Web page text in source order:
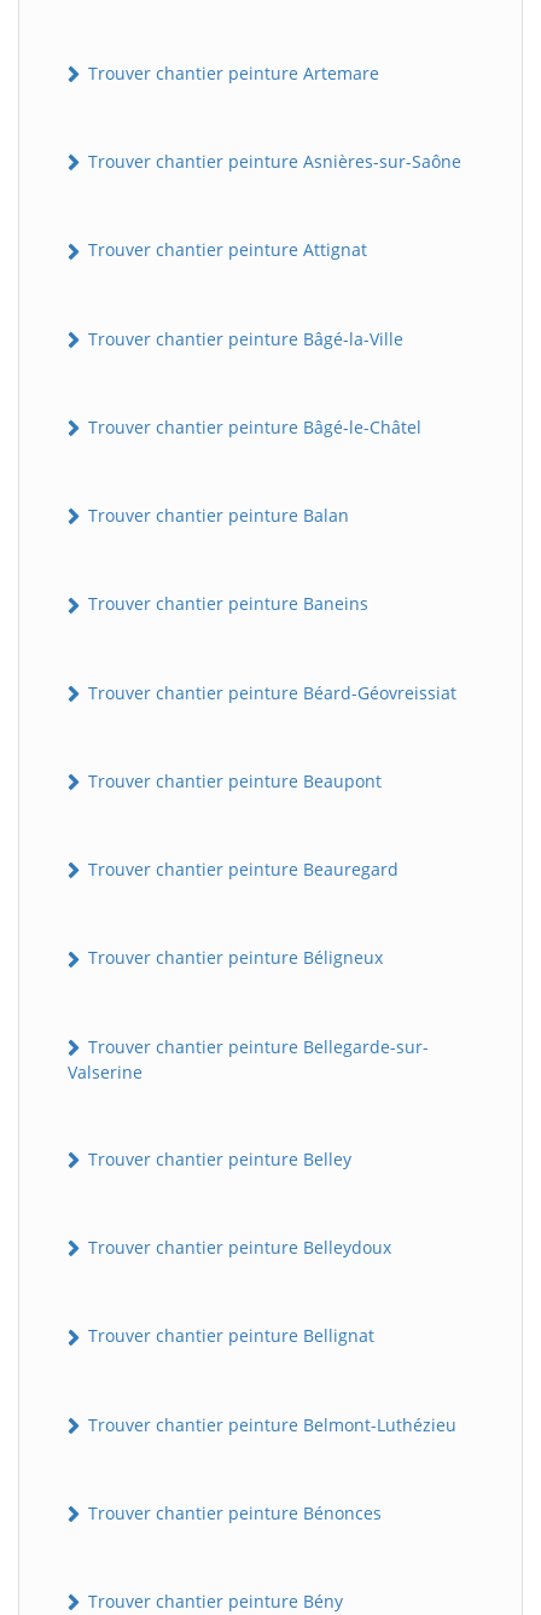
Trouver chantier peinture Artemare
Trouver chantier peinture Asnières-sur-Saône
Trouver chantier peinture Attignat
Trouver chantier peinture Bâgé-la-Ville
Trouver chantier peinture Bâgé-le-Châtel
Trouver chantier peinture Balan
Trouver chantier peinture Baneins
Trouver chantier peinture Béard-Géovreissiat
Trouver chantier peinture Beaupont
Trouver chantier peinture Beauregard
Trouver chantier peinture Béligneux
Trouver chantier peinture Bellegarde-sur-
Valserine
Trouver chantier peinture Belley
Trouver chantier peinture Belleydoux
Trouver chantier peinture Bellignat
Trouver chantier peinture Belmont-Luthézieu
Trouver chantier peinture Bénonces
Trouver chantier peinture Bény